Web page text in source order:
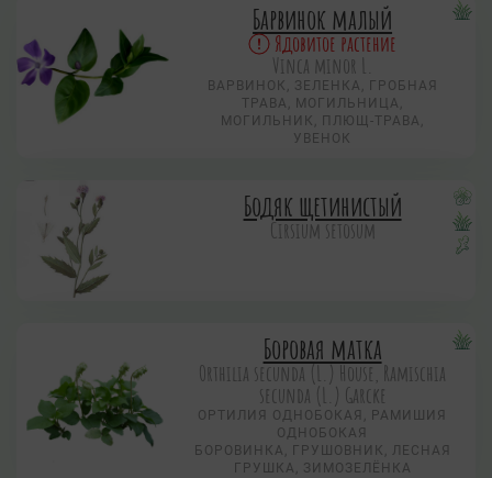
Барвинок малый
Ядовитое растение
Vinca minor L.
ВАРВИНОК, ЗЕЛЕНКА, ГРОБНАЯ
ТРАВА, МОГИЛЬНИЦА,
МОГИЛЬНИК, ПЛЮЩ-ТРАВА,
УВЕНОК
Бодяк щетинистый
Cirsium setosum
Боровая матка
Orthilia secunda (L.) House, Ramischia
secunda (L.) Garсke
ОРТИЛИЯ ОДНОБОКАЯ, РАМИШИЯ
ОДНОБОКАЯ
БОРОВИНКА, ГРУШОВНИК, ЛЕСНАЯ
ГРУШКА, ЗИМОЗЕЛЁНКА